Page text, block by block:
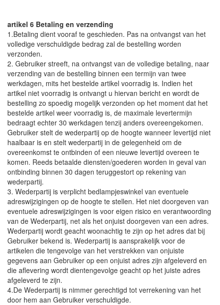
artikel 6 Betaling en verzending
1.Betaling dient vooraf te geschieden. Pas na ontvangst van het
volledige verschuldigde bedrag zal de bestelling worden
verzonden.
2. Gebruiker streeft, na ontvangst van de volledige betaling, naar
verzending van de bestelling binnen een termijn van twee
werkdagen, mits het bestelde artikel voorradig is. Indien het
artikel niet voorradig is ontvangt u hiervan bericht en wordt de
bestelling zo spoedig mogelijk verzonden op het moment dat het
bestelde artikel weer voorradig is, de maximale levertermijn
bedraagt echter 30 werkdagen tenzij anders overeengekomen.
Gebruiker stelt de wederpartij op de hoogte wanneer levertijd niet
haalbaar is en stelt wederpartij in de gelegenheid om de
overeenkomst te ontbinden of een nieuwe levertijd overeen te
komen. Reeds betaalde diensten/goederen worden in geval van
ontbinding binnen 30 dagen teruggestort op rekening van
wederpartij.
3. Wederpartij is verplicht bedlampjeswinkel van eventuele
adreswijzigingen op de hoogte te stellen. Het niet doorgeven van
eventuele adreswijzigingen is voor eigen risico en verantwoording
van de Wederpartij, net als het onjuist doorgeven van een adres.
Wederpartij wordt geacht woonachtig te zijn op het adres dat bij
Gebruiker bekend is. Wederpartij is aansprakelijk voor de
artikelen die tengevolge van het verstrekken van onjuiste
gegevens aan Gebruiker op een onjuist adres zijn afgeleverd en
die aflevering wordt dientengevolge geacht op het juiste adres
afgeleverd te zijn.
4.De Wederpartij is nimmer gerechtigd tot verrekening van het
door hem aan Gebruiker verschuldigde.